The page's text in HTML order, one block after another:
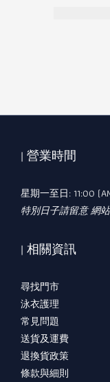
| 營業時間
星期一至日: 11:00
特別日子請留意 網
| 相關資訊
尋找門市
泳衣護理
常見問題
送貨及運費
退換貨政策
條款與細則